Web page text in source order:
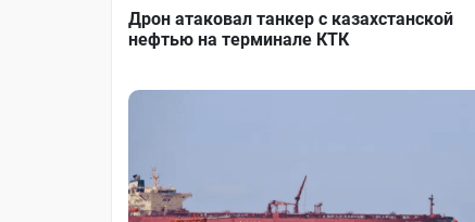
Дрон атаковал танкер с казахстанской
нефтью на терминале КТК